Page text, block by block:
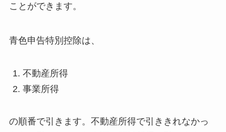
ことができます。
青色申告特別控除は、
不動産所得
事業所得
の順番で引きます。不動産所得で引ききれなかっ